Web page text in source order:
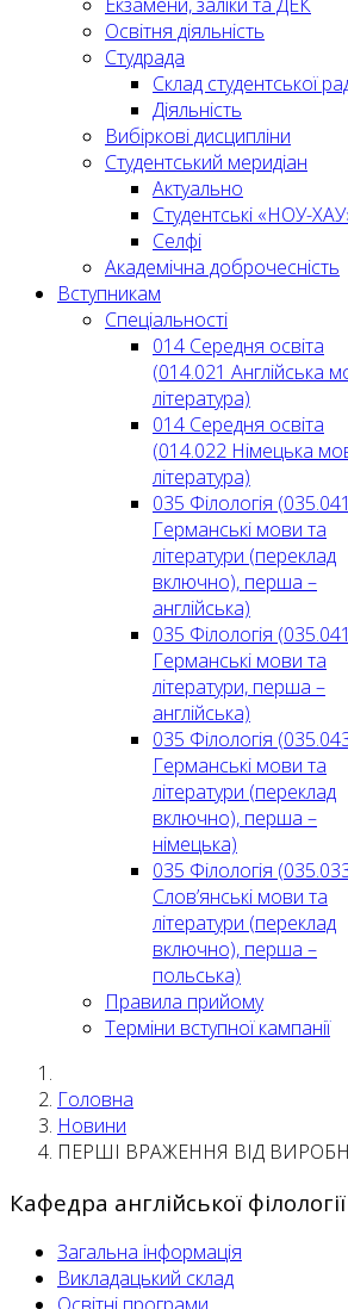
Освітня діяльність
Студрада
Склад студентської
Діяльність
Вибіркові дисципліни
Студентський меридіан
Актуально
Студентські «НОУ-
Селфі
Академічна доброчесність
Вступникам
Спеціальності
014 Середня освіта
(014.021 Англійська
література)
014 Середня освіта
(014.022 Німецька
література)
035 Філологія (035.041
Германські мови та
літератури (переклад
включно), перша –
англійська)
035 Філологія (035.041
Германські мови та
літератури, перша –
англійська)
035 Філологія
Германські мови та
літератури (переклад
включно), перша –
німецька)
035 Філологія
Слов’янські мови та
літератури (переклад
включно), перша –
польська)
Правила прийому
Терміни вступної кампанії
Головна
Новини
ПЕРШІ ВРАЖЕННЯ ВІД
Кафедра англійської
Загальна інформація
Викладацький склад